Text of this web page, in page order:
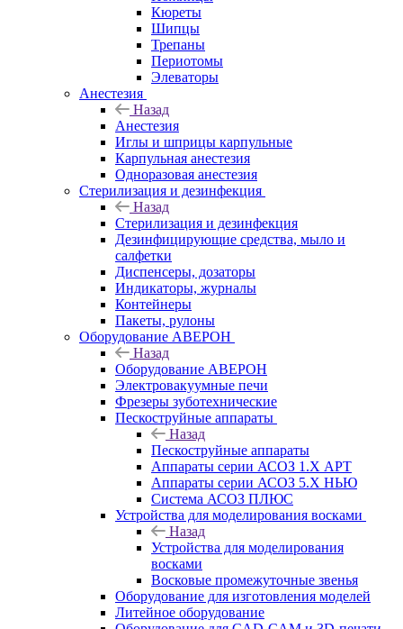
Кюреты
Шипцы
Трепаны
Периотомы
Элеваторы
Анестезия
Назад
Анестезия
Иглы и шприцы карпульные
Карпульная анестезия
Одноразовая анестезия
Стерилизация и дезинфекция
Назад
Стерилизация и дезинфекция
Дезинфицирующие средства, мыло и
салфетки
Диспенсеры, дозаторы
Индикаторы, журналы
Контейнеры
Пакеты, рулоны
Оборудование АВЕРОН
Назад
Оборудование АВЕРОН
Электровакуумные печи
Фрезеры зуботехнические
Пескоструйные аппараты
Назад
Пескоструйные аппараты
Аппараты серии АСОЗ 1.Х АРТ
Аппараты серии АСОЗ 5.Х НЬЮ
Система АСОЗ ПЛЮС
Устройства для моделирования восками
Назад
Устройства для моделирования
восками
Восковые промежуточные звенья
Оборудование для изготовления моделей
Литейное оборудование